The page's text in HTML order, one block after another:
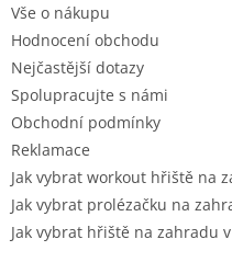
Vše o nákupu
Hodnocení obchodu
Nejčastější dotazy
Spolupracujte s námi
Obchodní podmínky
Reklamace
Jak vybrat workout hřiště na
Jak vybrat prolézačku na
Jak vybrat hřiště na zahradu